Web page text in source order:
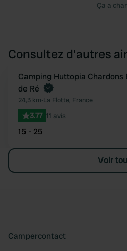
Ça a
Consultez d'autres
Reserve maintenant
Camping Huttopia Chardons
de Ré
24,3 km•La Flotte, France
3.77 11 avis
15 - 25
Voir
Campercontact